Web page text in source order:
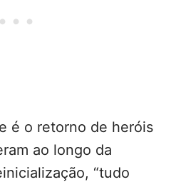
é o retorno de heróis
ao longo da
“tudo